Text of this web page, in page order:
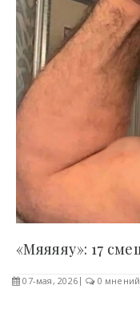
07-мая, 2026 0 мнений